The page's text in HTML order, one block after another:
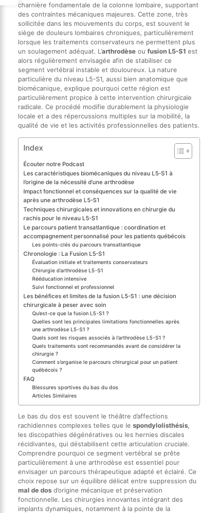
charnière fondamentale de la colonne lombaire, supportant
des contraintes mécaniques majeures. Cette zone, très
sollicitée dans les mouvements du corps, est souvent le
siège de douleurs lombaires chroniques, particulièrement
lorsque les traitements conservateurs ne permettent plus
un soulagement adéquat. L’arthrodèseou fusion L5-S1 est
alors régulièrement envisagée afin de stabiliser ce
segment vertébral instable et douloureux. La nature
particulière du niveau L5-S1, aussi bien anatomique que
biomécanique, explique pourquoi cette région est
particulièrement propice à cette intervention chirurgicale
radicale. Ce procédé modifie durablement la physiologie
locale et a des répercussions multiples sur la mobilité, la
qualité de vie et les activités professionnelles des patients.
Index
Écouter notre Podcast
Les caractéristiques biomécaniques du niveau L5-S1 à
l’origine de la nécessité d’une arthrodèse
Impact fonctionnel et conséquences sur la qualité de vie
après une arthrodèse L5-S1
Techniques chirurgicales et innovations en chirurgie du
rachis pour le niveau L5-S1
Le parcours patient transatlantique : coordination et
accompagnement personnalisé pour les patients québécois
Les points-clés du parcours transatlantique
Chronologie : La Fusion L5-S1
Évaluation initiale et traitements conservateurs
Chirurgie d’arthrodèse L5-S1
Rééducation intensive
Suivi fonctionnel et professionnel
Les bénéfices et limites de la fusion L5-S1 : une décision
chirurgicale à peser avec soin
Qu’est-ce que la fusion L5-S1 ?
Quelles sont les principales limitations fonctionnelles après
une arthrodèse L5-S1 ?
Quels sont les risques associés à l’arthrodèse L5-S1 ?
Quels traitements sont recommandés avant de considérer la
chirurgie ?
Comment s’organise le parcours chirurgical pour un patient
québécois ?
FAQ
Blessures sportives du bas du dos
Articles Similaires
Le bas du dos est souvent le théâtre d’affections
rachidiennes complexes telles que le spondylolisthésis,
les discopathies dégénératives ou les hernies discales
récidivantes, qui déstabilisent cette articulation cruciale.
Comprendre pourquoi ce segment vertébral se prête
particulièrement à une arthrodèse est essentiel pour
envisager un parcours thérapeutique adapté et éclairé. Ce
choix repose sur un équilibre délicat entre suppression du
mal de dosd’origine mécanique et préservation
fonctionnelle. Les chirurgies innovantes intégrant des
implants dynamiques, notamment à la pointe de la